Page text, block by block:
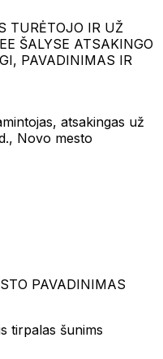
IR UŽ
ŠALYSE ATSAKINGO
PAVADINIMAS IR
atsakingas už
Novo mesto
PAVADINIMAS
tirpalas šunims